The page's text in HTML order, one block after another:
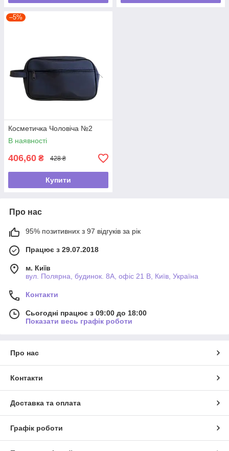
–5%
Косметичка Чоловіча №2
В наявності
406,60 ₴ 428 ₴
Купити
Про нас
95% позитивних з 97 відгуків за рік
Працює з 29.07.2018
м. Київ
вул. Полярна, будинок. 8А, офіс 21 В, Київ, Україна
Контакти
Сьогодні працює з 09:00 до 18:00
Показати весь графік роботи
Про нас
Контакти
Доставка та оплата
Графік роботи